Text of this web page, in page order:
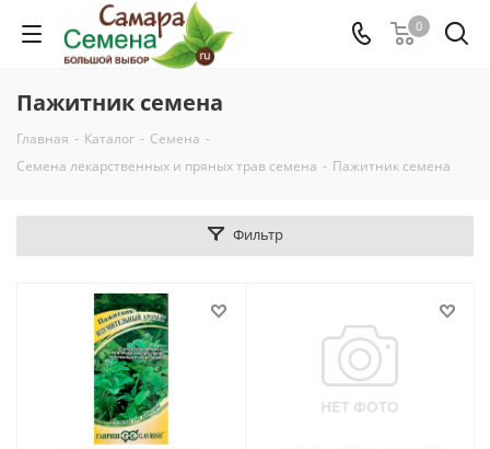
0
Пажитник семена
Главная - Каталог - Семена -
Семена лекарственных и пряных трав семена - Пажитник семена
Фильтр